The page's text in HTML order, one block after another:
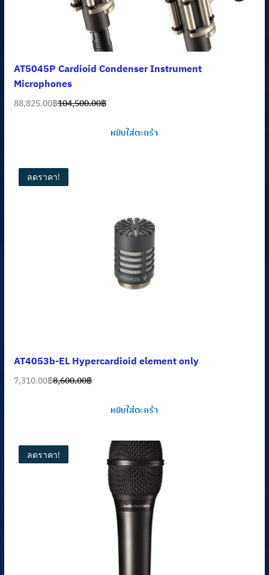
AT5045P Cardioid Condenser Instrument
Microphones
104,500.00฿
Original
88,825.00฿
Current
หยิบใส่ตะกร้า
ลดราคา!
AT4053b-EL Hypercardioid element only
8,600.00฿
Original
7,310.00฿
Current
หยิบใส่ตะกร้า
ลดราคา!